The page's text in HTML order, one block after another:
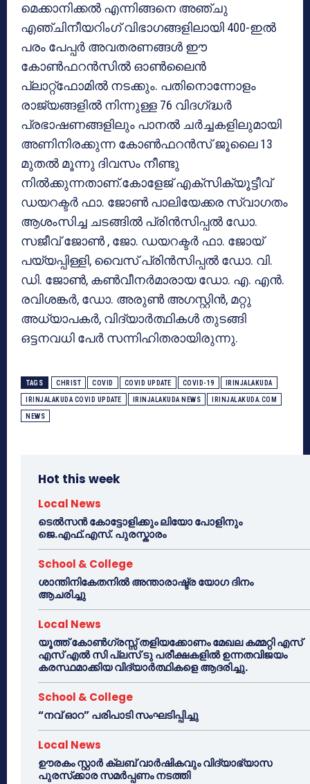
മെക്കാനിക്കൽ എന്നിങ്ങനെ അഞ്ചു
എഞ്ചിനീയറിംഗ് വിഭാഗങ്ങളിലായി 400-ഇൽ
പരം പേപ്പർ അവതരണങ്ങൾ ഈ
കോൺഫറൻസിൽ ഓൺലൈൻ
പ്ലാറ്റ്ഫോമിൽ നടക്കും. പതിനൊന്നോളം
രാജ്യങ്ങളിൽ നിന്നുള്ള 76 വിദഗ്‌ദ്ധർ
പ്രഭാഷണങ്ങളിലും പാനൽ ചർച്ചകളിലുമായി
അണിനിരക്കുന്ന കോൺഫറൻസ് ജൂലൈ 13
മുതൽ മൂന്നു ദിവസം നീണ്ടു
നിൽക്കുന്നതാണ്.കോളേജ് എക്സിക്യൂട്ടീവ്
ഡയറക്ടർ ഫാ. ജോൺ പാലിയേക്കര സ്വാഗതം
ആശംസിച്ച ചടങ്ങിൽ പ്രിൻസിപ്പൽ ഡോ.
സജീവ് ജോൺ , ജോ. ഡയറക്ടർ ഫാ. ജോയ്
പയ്യപ്പിള്ളി, വൈസ് പ്രിൻസിപ്പൽ ഡോ. വി.
ഡി. ജോൺ, കൺവീനർമാരായ ഡോ. എ. എൻ.
രവിശങ്കർ, ഡോ. അരുൺ അഗസ്റ്റിൻ, മറ്റു
അധ്യാപകർ, വിദ്യാർത്ഥികൾ തുടങ്ങി
ഒട്ടനവധി പേർ സന്നിഹിതരായിരുന്നു.
TAGS CHRIST COVID COVID UPDATE COVID-19 IRINJALAKUDA
IRINJALAKUDA COVID UPDATE IRINJALAKUDA NEWS IRINJALAKUDA.COM
NEWS
Hot this week
Local News
ടെൽസൻ കോട്ടോളിക്കും ലിയോ പോളിനും
ജെ.എഫ്.എസ്. പുരസ്കാരം
School & College
ശാന്തിനികേതനിൽ അന്താരാഷ്ട്ര യോഗ ദിനം
ആചരിച്ചു
Local News
യൂത്ത് കോൺഗ്രസ്സ് തളിയക്കോണം മേഖല കമ്മറ്റി എസ്
എസ് എൽ സി പ്ലസ് ടു പരീക്ഷകളിൽ ഉന്നതവിജയം
കരസ്ഥമാക്കിയ വിദ്യാർത്ഥികളെ ആദരിച്ചു.
School & College
“നവ് ഓറ” പരിപാടി സംഘടിപ്പിച്ചു
Local News
ഊരകം സ്റ്റാർ ക്ലബ് വാർഷികവും വിദ്യാഭ്യാസ
പുരസ്‌ക്കാര സമർപ്പണം നടത്തി